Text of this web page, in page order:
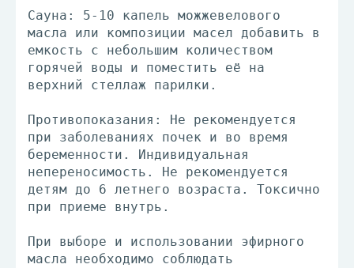
Сауна: 5-10 капель можжевелового
масла или композиции масел добавить в
емкость с небольшим количеством
горячей воды и поместить её на
верхний стеллаж парилки.
Противопоказания: Не рекомендуется
при заболеваниях почек и во время
беременности. Индивидуальная
непереносимость. Не рекомендуется
детям до 6 летнего возраста. Токсично
при приеме внутрь.
При выборе и использовании эфирного
масла необходимо соблюдать